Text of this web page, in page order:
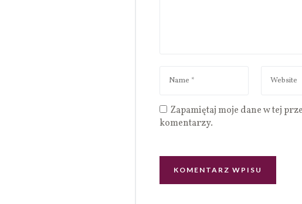
Zapamiętaj moje dane w tej
komentarzy.